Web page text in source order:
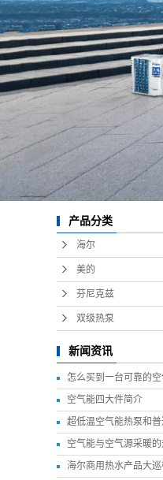
产品分类
海尔
美的
芬尼克兹
双级热泵
新闻资讯
怎么买到一台可靠的
空气能四大件简介
超低温空气能热泵和
空气能与空气源采暖
海尔商用热水产品大